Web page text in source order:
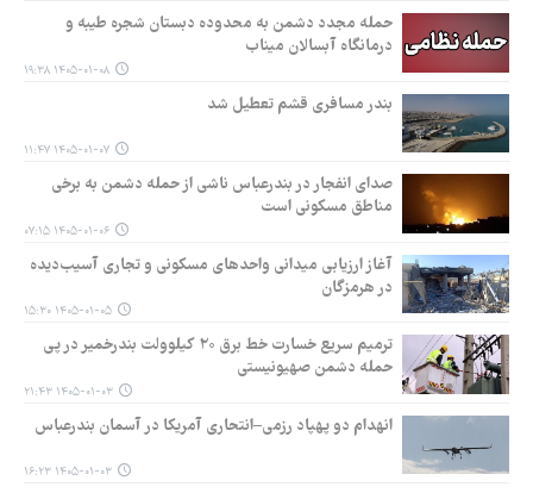
حمله مجدد دشمن به محدوده دبستان شجره طیبه و
درمانگاه آبسالان میناب
۱۴۰۵-۰۱-۰۸ ۱۹:۳۸
بندر مسافری قشم تعطیل شد
۱۴۰۵-۰۱-۰۷ ۱۱:۴۷
صدای انفجار در بندرعباس ناشی از حمله دشمن به برخی
مناطق مسکونی است
۱۴۰۵-۰۱-۰۶ ۰۷:۱۵
آغاز ارزیابی میدانی واحدهای مسکونی و تجاری آسیب‌دیده
در هرمزگان
۱۴۰۵-۰۱-۰۵ ۱۵:۳۰
ترمیم سریع خسارت خط برق ۲۰ کیلوولت بندرخمیر در پی
حمله دشمن صهیونیستی
۱۴۰۵-۰۱-۰۳ ۲۱:۴۳
انهدام دو پهپاد رزمی–انتحاری آمریکا در آسمان بندرعباس
۱۴۰۵-۰۱-۰۳ ۱۶:۲۳